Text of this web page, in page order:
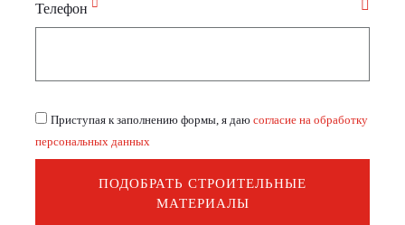
Телефон
Приступая к заполнению формы, я даю согласие на обработку
персональных данных
ПОДОБРАТЬ СТРОИТЕЛЬНЫЕ
МАТЕРИАЛЫ